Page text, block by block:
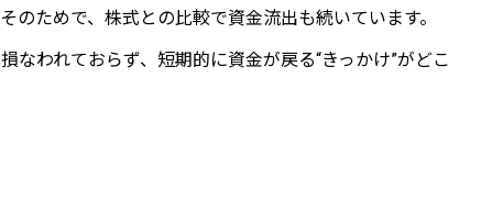
ためで、株式との比較で資金流出も続いています。
なわれておらず、短期的に資金が戻る“きっかけ”がどこ